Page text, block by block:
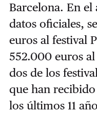
Barcelona. En
datos oficiales,
euros al festival
552.000 euros
dos de los
que han
los últimos 11